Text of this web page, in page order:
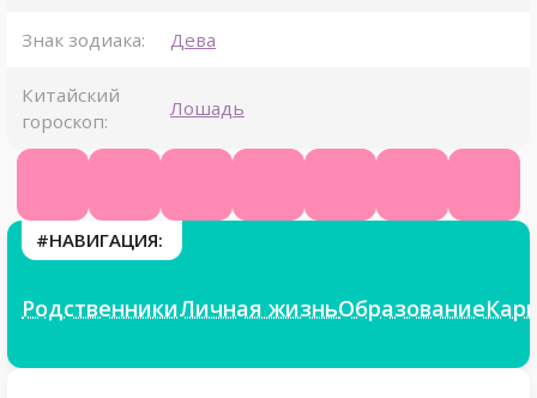
Знак зодиака: Дева
Китайский
гороскоп:
Лошадь
#НАВИГАЦИЯ:
РодственникиЛичная жизньОбразование